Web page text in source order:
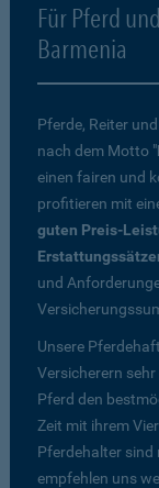
Für Pferd
Barmenia
Pferde, Reiter
nach dem Motto "
einen fairen und
profitieren mit
guten Preis-
und
Unsere
Versicherern
Pferd den
Zeit mit ihrem
Pferdehalter sind
empfehlen uns